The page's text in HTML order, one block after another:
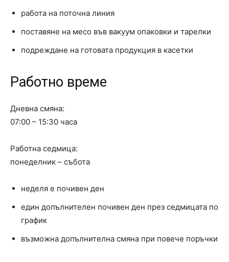
работа на поточна линия
поставяне на месо във вакуум опаковки и тарелки
подреждане на готовата продукция в касетки
Работно време
Дневна смяна:
07:00 – 15:30 часа
Работна седмица:
понеделник – събота
неделя е почивен ден
един допълнителен почивен ден през седмицата по
график
възможна допълнителна смяна при повече поръчки